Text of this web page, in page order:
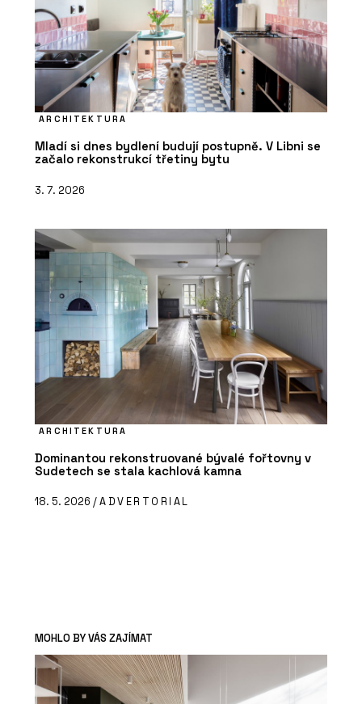
ARCHITEKTURA
Mladí si dnes bydlení budují postupně. V Libni se
začalo rekonstrukcí třetiny bytu
3. 7. 2026
ARCHITEKTURA
Dominantou rekonstruované bývalé fořtovny v
Sudetech se stala kachlová kamna
18. 5. 2026 /ADVERTORIAL
MOHLO BY VÁS ZAJÍMAT